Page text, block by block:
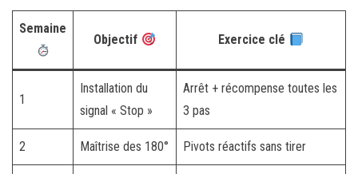
Semaine
Objectif Exercice clé
1
Installation du
signal « Stop »
Arrêt + récompense toutes les
3 pas
2 Maîtrise des 180° Pivots réactifs sans tirer